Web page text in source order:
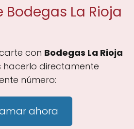
Bodegas La Rioja
con Bodegas La Rioja
hacerlo directamente
número:
ahora